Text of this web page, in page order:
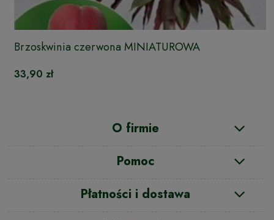
Brzoskwinia czerwona MINIATUROWA
33,90 zł
O firmie
Pomoc
Płatności i dostawa